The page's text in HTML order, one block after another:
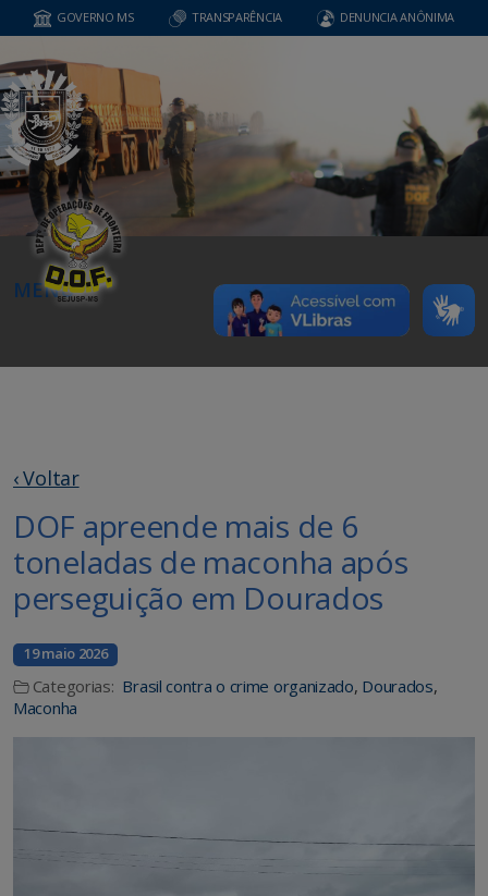
GOVERNO MS TRANSPARÊNCIA DENUNCIA ANÔNIMA
MENU
‹ Voltar
DOF apreende mais de 6
toneladas de maconha após
perseguição em Dourados
19 maio 2026
Categorias: Brasil contra o crime organizado, Dourados,
Maconha